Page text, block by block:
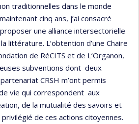
traditionnelles dans le monde
cinq ans, j’ai consacré
une alliance intersectorielle
littérature. L’obtention d’une Chaire
de RéCITS et de L’Organon,
subventions dont deux
CRSH m’ont permis
vie qui correspondent aux
de la mutualité des savoirs et
de ces actions citoyennes.